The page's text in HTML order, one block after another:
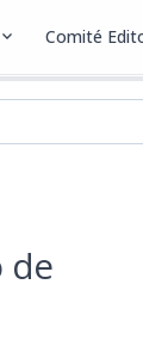
expand_more Comité
de